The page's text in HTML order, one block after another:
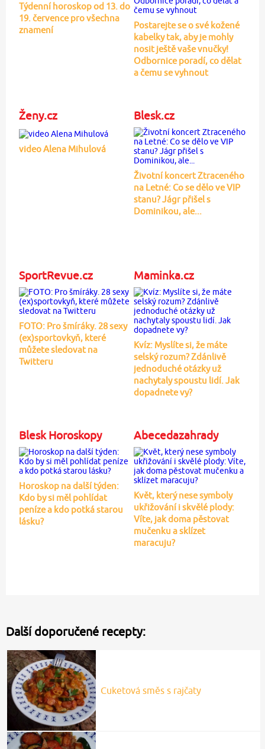
Týdenní horoskop od 13. do
19. července pro všechna
znamení
Postarejte se o své kožené
kabelky tak, aby je mohly
nosit ještě vaše vnučky!
Odbornice poradí, co dělat
a čemu se vyhnout
Ženy.cz
video Alena Mihulová
Blesk.cz
Životní koncert Ztraceného
na Letné: Co se dělo ve VIP
stanu? Jágr přišel s
Dominikou, ale...
SportRevue.cz
FOTO: Pro šmíráky. 28 sexy
(ex)sportovkyň, které
můžete sledovat na
Twitteru
Maminka.cz
Kvíz: Myslíte si, že máte
selský rozum? Zdánlivě
jednoduché otázky už
nachytaly spoustu lidí. Jak
dopadnete vy?
Blesk Horoskopy
Horoskop na další týden:
Kdo by si měl pohlídat
peníze a kdo potká starou
lásku?
Abecedazahrady
Květ, který nese symboly
ukřižování i skvělé plody:
Víte, jak doma pěstovat
mučenku a sklízet
maracuju?
Další doporučené recepty:
Cuketová směs s rajčaty